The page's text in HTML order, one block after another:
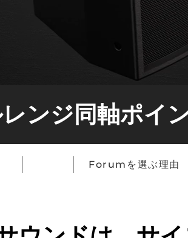
ンジ同軸ポイ
Forumを選ぶ理由